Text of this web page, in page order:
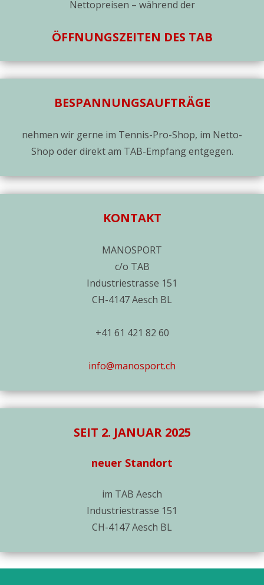
Nettopreisen – während der
ÖFFNUNGSZEITEN DES TAB
BESPANNUNGSAUFTRÄGE
nehmen wir gerne im Tennis-Pro-Shop, im Netto-
Shop oder direkt am TAB-Empfang entgegen.
KONTAKT
MANOSPORT
c/o TAB
Industriestrasse 151
CH-4147 Aesch BL
+41 61 421 82 60
info@manosport.ch
SEIT 2. JANUAR 2025
neuer Standort
im TAB Aesch
Industriestrasse 151
CH-4147 Aesch BL